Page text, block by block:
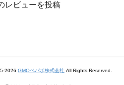
レビューを投稿
2026 GMOペパボ株式会社 All Rights Reserved.